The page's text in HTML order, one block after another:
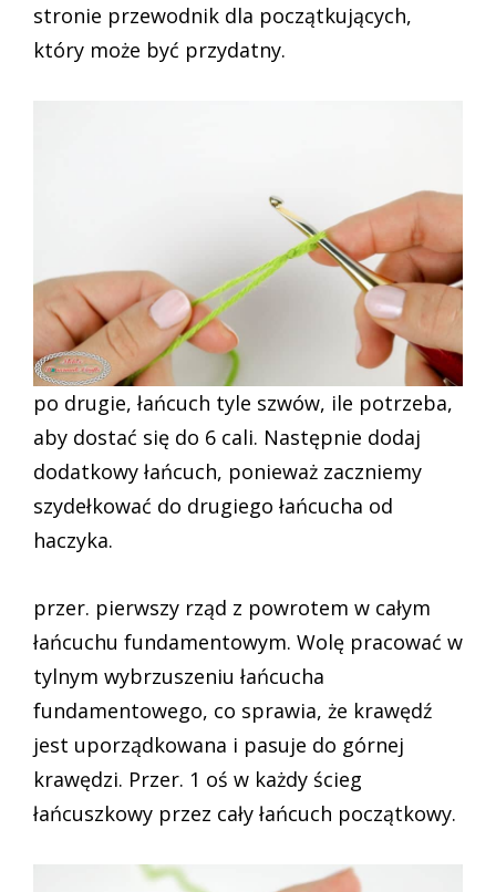
stronie przewodnik dla początkujących,
który może być przydatny.
po drugie, łańcuch tyle szwów, ile potrzeba,
aby dostać się do 6 cali. Następnie dodaj
dodatkowy łańcuch, ponieważ zaczniemy
szydełkować do drugiego łańcucha od
haczyka.
przer. pierwszy rząd z powrotem w całym
łańcuchu fundamentowym. Wolę pracować w
tylnym wybrzuszeniu łańcucha
fundamentowego, co sprawia, że krawędź
jest uporządkowana i pasuje do górnej
krawędzi. Przer. 1 oś w każdy ścieg
łańcuszkowy przez cały łańcuch początkowy.